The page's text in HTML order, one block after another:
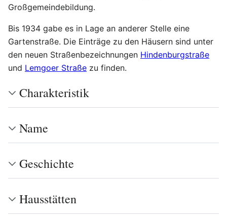
Großgemeindebildung.
Bis 1934 gabe es in Lage an anderer Stelle eine
Gartenstraße. Die Einträge zu den Häusern sind unter
den neuen Straßenbezeichnungen Hindenburgstraße
und Lemgoer Straße zu finden.
Charakteristik
Name
Geschichte
Hausstätten